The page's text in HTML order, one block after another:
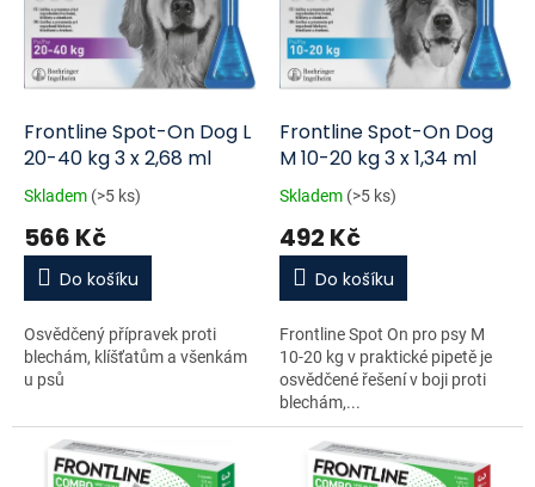
u
ů
d
u
Frontline Spot-On Dog L
20-40 kg 3 x 2,68 ml
Skladem (>5 ks)
566 Kč
Do košíku
Osvědčený přípravek proti
blechám, klíšťatům a všenkám
u psů
Frontline Spot-On Dog
M 10-20 kg 3 x 1,34 ml
Skladem (>5 ks)
492 Kč
Do košíku
Frontline Spot On pro psy M
10-20 kg v praktické pipetě je
osvědčené řešení v boji proti
blechám,...